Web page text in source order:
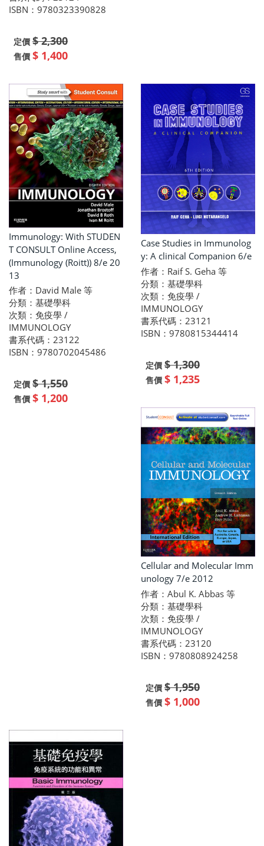
ISBN：9780323390828
定價 $ 2,300
售價 $ 1,400
Immunology: With STUDEN
T CONSULT Online Access,
(Immunology (Roitt)) 8/e 20
13
作者：David Male 等
分類：基礎學科
次類：免疫學 /
IMMUNOLOGY
書系代碼：23122
ISBN：9780702045486
定價 $ 1,550
售價 $ 1,200
Case Studies in Immunolog
y: A clinical Companion 6/e
作者：Raif S. Geha 等
分類：基礎學科
次類：免疫學 /
IMMUNOLOGY
書系代碼：23121
ISBN：9780815344414
定價 $ 1,300
售價 $ 1,235
Cellular and Molecular Imm
unology 7/e 2012
作者：Abul K. Abbas 等
分類：基礎學科
次類：免疫學 /
IMMUNOLOGY
書系代碼：23120
ISBN：9780808924258
定價 $ 1,950
售價 $ 1,000